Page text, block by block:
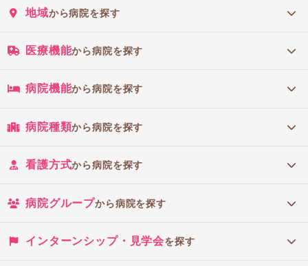
地域から病院を探す
医療機能から病院を探す
病院機能から病院を探す
病院種類から病院を探す
看護方式から病院を探す
病院グループから病院を探す
インターンシップ・見学会を探す